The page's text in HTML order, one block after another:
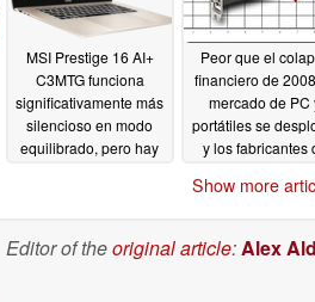
MSI Prestige 16 AI+
C3MTG funciona
significativamente más
silencioso en modo
equilibrado, pero hay
Peor que el
financiero de
mercado de PC
portátiles se
y los fabricantes
sus objetivos de
Show more
Editor of theoriginal article:Alex